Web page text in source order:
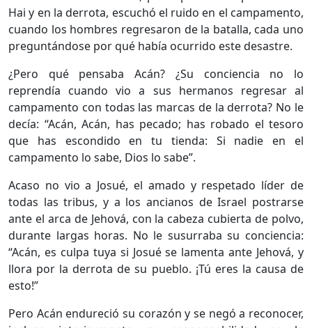
Hai y en la derrota, escuchó el ruido en el campamento,
cuando los hombres regresaron de la batalla, cada uno
preguntándose por qué había ocurrido este desastre.
¿Pero qué pensaba Acán? ¿Su conciencia no lo
reprendía cuando vio a sus hermanos regresar al
campamento con todas las marcas de la derrota? No le
decía: “Acán, Acán, has pecado; has robado el tesoro
que has escondido en tu tienda: Si nadie en el
campamento lo sabe, Dios lo sabe”.
Acaso no vio a Josué, el amado y respetado líder de
todas las tribus, y a los ancianos de Israel postrarse
ante el arca de Jehová, con la cabeza cubierta de polvo,
durante largas horas. No le susurraba su conciencia:
“Acán, es culpa tuya si Josué se lamenta ante Jehová, y
llora por la derrota de su pueblo. ¡Tú eres la causa de
esto!”
Pero Acán endureció su corazón y se negó a reconocer,